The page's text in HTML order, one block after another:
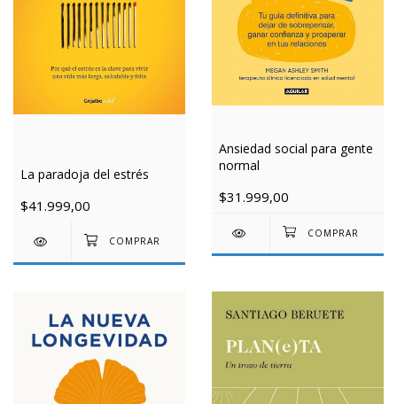
La paradoja del estrés
$41.999,00
Ansiedad social para gente
normal
$31.999,00